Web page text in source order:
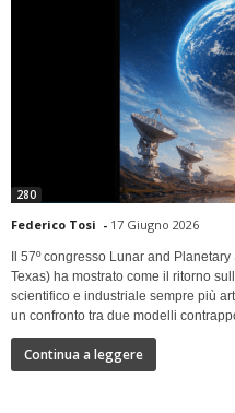
280
Federico Tosi - 17 Giugno 2026
Il 57º congresso Lunar and
Texas) ha mostrato come il ritorno
scientifico e industriale sempre più
un confronto tra due modelli
Continua a leggere